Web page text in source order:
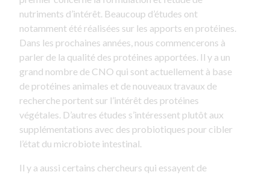
nutriments d’intérêt. Beaucoup d’études ont
notamment été réalisées sur les apports en protéines.
Dans les prochaines années, nous commencerons à
parler de la qualité des protéines apportées. Il y a un
grand nombre de CNO qui sont actuellement à base
de protéines animales et de nouveaux travaux de
recherche portent sur l’intérêt des protéines
végétales. D’autres études s’intéressent plutôt aux
supplémentations avec des probiotiques pour cibler
l’état du microbiote intestinal.
Il y a aussi certains chercheurs qui essayent de